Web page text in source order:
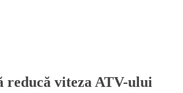
reducă viteza ATV-ului